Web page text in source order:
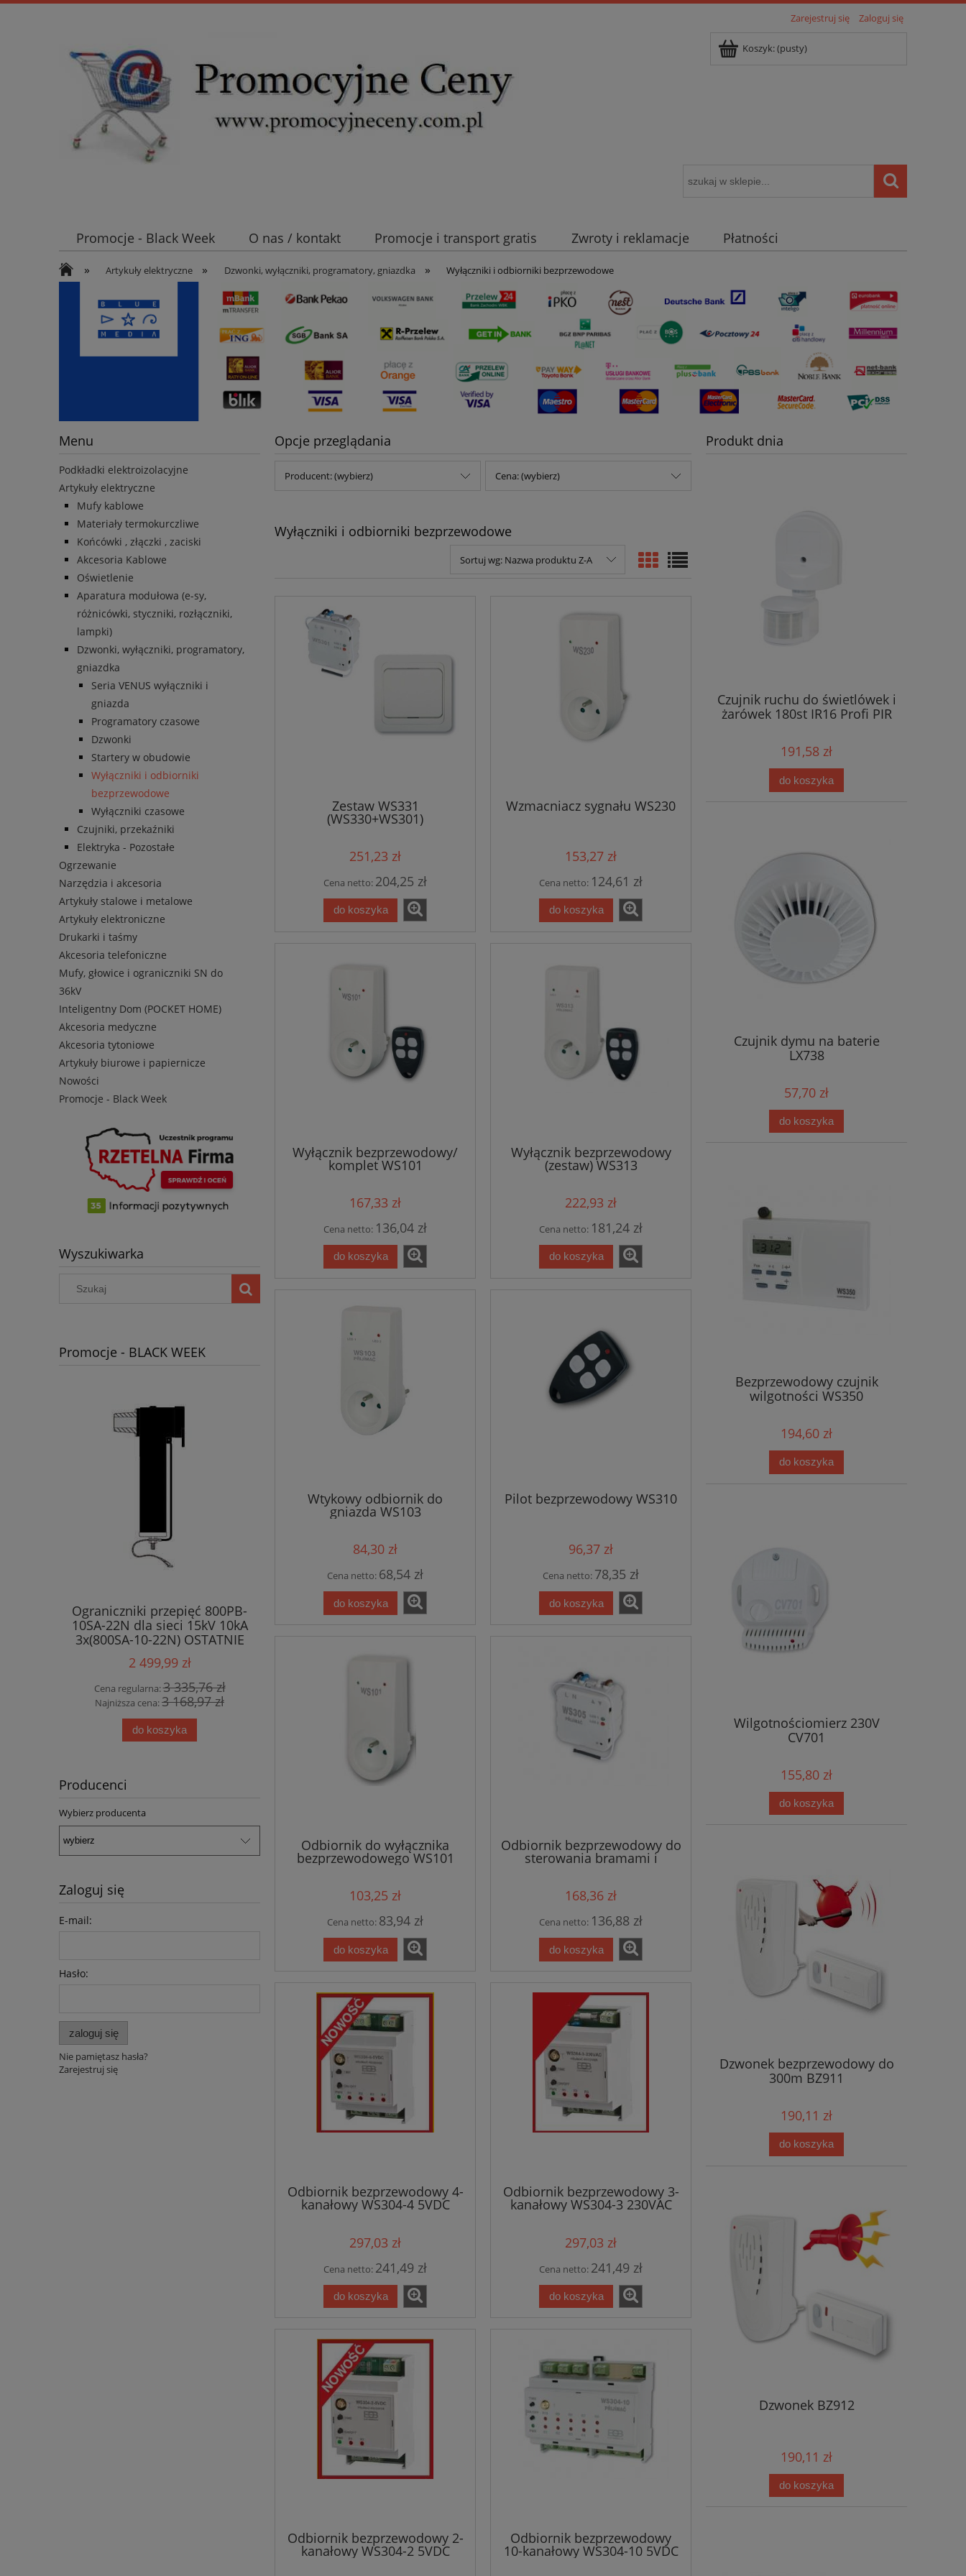
Zarejestruj się Zaloguj się
Koszyk:(pusty)
Promocje - Black Week O nas / kontakt Promocje i transport gratis Zwroty i reklamacje
Płatności
Koszt wysyłki
Mufy i głowice SN Euromold Nexans Automatyka NOVATEK Inteligentny dom ( POCKET HOME )
» Artykuły elektryczne » Dzwonki, wyłączniki, programatory, gniazdka » Wyłączniki i odbiorniki bezprzewodowe
Menu
Podkładki elektroizolacyjne
Artykuły elektryczne
Mufy kablowe
Materiały termokurczliwe
Końcówki , złączki , zaciski
Akcesoria Kablowe
Oświetlenie
Aparatura modułowa (e-sy,
różnicówki, styczniki, rozłączniki,
lampki)
Dzwonki, wyłączniki, programatory,
gniazdka
Seria VENUS wyłączniki i
gniazda
Programatory czasowe
Dzwonki
Startery w obudowie
Wyłączniki i odbiorniki
bezprzewodowe
Wyłączniki czasowe
Czujniki, przekaźniki
Elektryka - Pozostałe
Ogrzewanie
Narzędzia i akcesoria
Artykuły stalowe i metalowe
Artykuły elektroniczne
Drukarki i taśmy
Akcesoria telefoniczne
Mufy, głowice i ograniczniki SN do
36kV
Inteligentny Dom (POCKET HOME)
Akcesoria medyczne
Akcesoria tytoniowe
Artykuły biurowe i papiernicze
Nowości
Promocje - Black Week
Wyszukiwarka
Promocje - BLACK WEEK
Ograniczniki przepięć 800PB-
10SA-22N dla sieci 15kV 10kA
3x(800SA-10-22N) OSTATNIE
SZTUKI !!!
2 499,99 zł
Cena regularna:3 335,76 zł
Najniższa cena:3 168,97 zł
do koszyka
Producenci
Wybierz producenta
Zaloguj się
E-mail:
Hasło:
zaloguj się
Nie pamiętasz hasła?
Zarejestruj się
Opcje przeglądania
Producent: (wybierz) Cena: (wybierz)
Wyłączniki i odbiorniki bezprzewodowe
Sortuj wg: Nazwa produktu Z-A
Zestaw WS331
(WS330+WS301)
251,23 zł
Cena netto: 204,25 zł
do koszyka
Wzmacniacz sygnału WS230
153,27 zł
Cena netto: 124,61 zł
do koszyka
Wyłącznik bezprzewodowy/
komplet WS101
167,33 zł
Cena netto: 136,04 zł
do koszyka
Wyłącznik bezprzewodowy
(zestaw) WS313
222,93 zł
Cena netto: 181,24 zł
do koszyka
Wtykowy odbiornik do
gniazda WS103
84,30 zł
Cena netto: 68,54 zł
do koszyka
Pilot bezprzewodowy WS310
96,37 zł
Cena netto: 78,35 zł
do koszyka
Odbiornik do wyłącznika
bezprzewodowego WS101
103,25 zł
Cena netto: 83,94 zł
do koszyka
Odbiornik bezprzewodowy do
sterowania bramami i
168,36 zł
Cena netto: 136,88 zł
do koszyka
Odbiornik bezprzewodowy 4-
kanałowy WS304-4 5VDC
297,03 zł
Cena netto: 241,49 zł
do koszyka
Odbiornik bezprzewodowy 3-
kanałowy WS304-3 230VAC
297,03 zł
Cena netto: 241,49 zł
do koszyka
Odbiornik bezprzewodowy 2-
kanałowy WS304-2 5VDC
Odbiornik bezprzewodowy
10-kanałowy WS304-10 5VDC
Produkt dnia
Czujnik ruchu do świetlówek i
żarówek 180st IR16 Profi PIR
191,58 zł
do koszyka
Czujnik dymu na baterie
LX738
57,70 zł
do koszyka
Bezprzewodowy czujnik
wilgotności WS350
194,60 zł
do koszyka
Wilgotnościomierz 230V
CV701
155,80 zł
do koszyka
Dzwonek bezprzewodowy do
300m BZ911
190,11 zł
do koszyka
Dzwonek BZ912
190,11 zł
do koszyka